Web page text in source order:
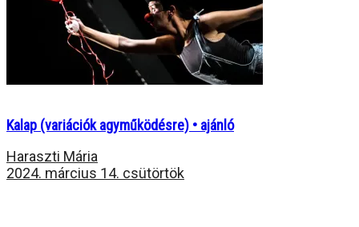
Kalap (variációk agyműködésre) • ajánló
Haraszti Mária
2024. március 14. csütörtök